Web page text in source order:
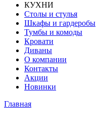
КУХНИ
Столы и стулья
Шкафы и гардеробы
Тумбы и комоды
Кровати
Диваны
О компании
Контакты
Акции
Новинки
Главная